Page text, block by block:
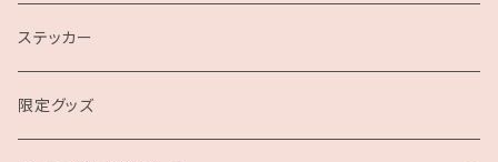
ステッカー
限定グッズ